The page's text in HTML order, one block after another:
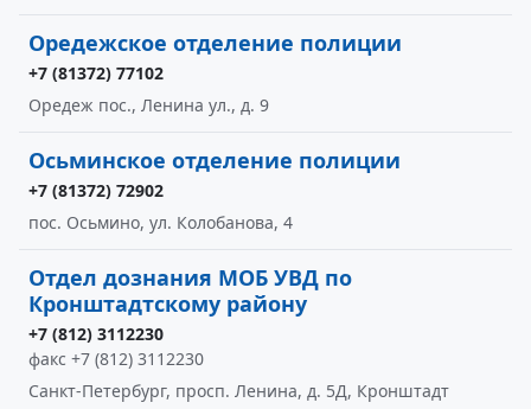
Оредежское отделение полиции
+7 (81372) 77102
Оредеж пос., Ленина ул., д. 9
Осьминское отделение полиции
+7 (81372) 72902
пос. Осьмино, ул. Колобанова, 4
Отдел дознания МОБ УВД по
Кронштадтскому району
+7 (812) 3112230
факс +7 (812) 3112230
Санкт-Петербург, просп. Ленина, д. 5Д, Кронштадт